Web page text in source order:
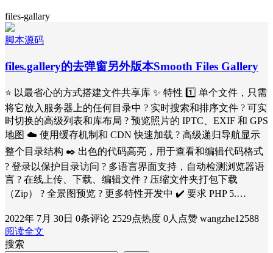
files-gallary
脚本源码
files.gallery的去弹窗另外版本Smooth Files Gallery
⭐ 以最省心的方式搭建文件共享库 ✨ 特性 1️⃣ 单个文件，只需
将它放入服务器上的任何目录中 ? 实时搜索和排序文件 ? 可实
时切换的高级列表和库布局 ?️ 预览照片的 IPTC、EXIF 和 GPS
地图 ☁️ 使用缓存机制和 CDN 快速加载 ? 高级递归导航显示
整个目录结构 ✒️ 出色的代码高亮，用于查看和编辑代码格式
? 登录以保护目录访问 ? 多语言界面支持，自动检测浏览器语
言 ? 在线上传、下载、编辑文件 ? 压缩文件夹打包下载
（Zip） ?️ 全景图预览 ? 更多特性开发中 ✔️ 要求 PHP 5.…
2022年 7月 30日 0条评论 2529点热度 0人点赞 wangzhe12588
阅读全文
搜索